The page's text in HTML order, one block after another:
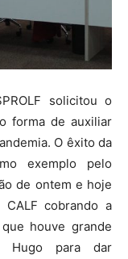
solicitou o
forma de auxiliar
O êxito da
exemplo pelo
de ontem e hoje
cobrando a
houve grande
Hugo para dar